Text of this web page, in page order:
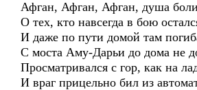
Афган, Афган, Афган, душа
О тех, кто навсегда в бою
И даже по пути домой там
С моста Аму-Дарьи до дома не
Просматривался с гор, как на
И враг прицельно бил из